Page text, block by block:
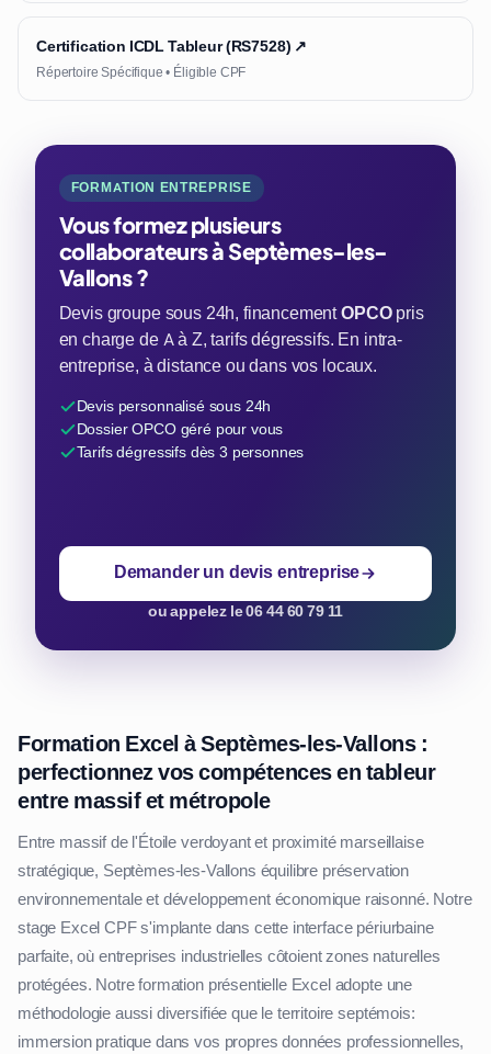
Certification ICDL Tableur (RS7528) ↗
Répertoire Spécifique • Éligible CPF
FORMATION ENTREPRISE
Vous formez plusieurs
collaborateurs à Septèmes-les-
Vallons ?
Devis groupe sous 24h, financementOPCOpris
en charge de A à Z, tarifs dégressifs. En intra-
entreprise, à distance ou dans vos locaux.
Devis personnalisé sous 24h
Dossier OPCO géré pour vous
Tarifs dégressifs dès 3 personnes
Demander un devis entreprise
ou appelez le 06 44 60 79 11
Formation Excel à Septèmes-les-Vallons :
perfectionnez vos compétences en tableur
entre massif et métropole
Entre massif de l'Étoile verdoyant et proximité marseillaise
stratégique, Septèmes-les-Vallons équilibre préservation
environnementale et développement économique raisonné. Notre
stage Excel CPF s'implante dans cette interface périurbaine
parfaite, où entreprises industrielles côtoient zones naturelles
protégées. Notre formation présentielle Excel adopte une
méthodologie aussi diversifiée que le territoire septémois:
immersion pratique dans vos propres données professionnelles,